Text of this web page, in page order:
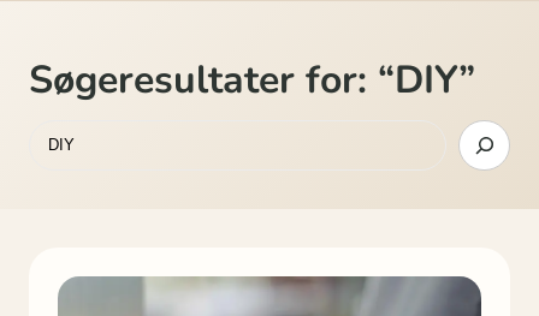
Søgeresultater for: “DIY”
Søg